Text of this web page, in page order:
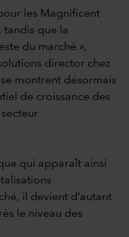
les Magnificent
tandis que la
du marché »,
director chez
montrent désormais
de croissance des
qui apparaît ainsi
il devient d’autant
le niveau des